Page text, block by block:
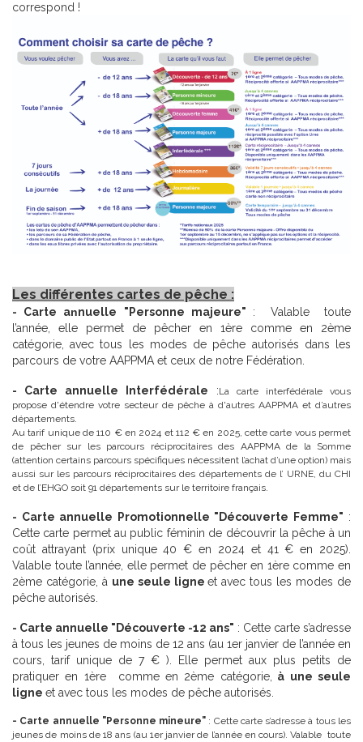
correspond !
Les différentes cartes de pêche :
- Carte annuelle "Personne majeure"
: Valable toute
l’année, elle permet de pêcher en 1ère comme en 2ème
catégorie, avec tous les modes de pêche autorisés dans les
parcours de votre AAPPMA et ceux de notre Fédération.
- Carte annuelle Interfédérale :La carte interfédérale vous
propose d'étendre votre secteur de pêche à d'autres AAPPMA et d’autres
départements.
Au tarif unique de 110 € en 2024 et 112 € en 2025, cette carte vous permet
de pêcher sur les parcours réciprocitaires des AAPPMA de la Somme
(attention certains parcours spécifiques nécessitent l’achat d’une option) mais
aussi sur les parcours réciprocitaires des départements de l’ URNE, du CHI
et de l’EHGO soit 91 départements sur le territoire français.
- Carte annuelle Promotionnelle "Découverte Femme" :
Cette carte permet au public féminin de découvrir la pêche à un
coût attrayant (prix unique 40 € en 2024 et 41 € en 2025).
Valable toute l’année, elle permet de pêcher en 1ère comme en
2ème catégorie, à une seule ligneet avec tous les modes de
pêche autorisés.
- Carte annuelle "Découverte -12 ans" : Cette carte s’adresse
à tous les jeunes de moins de 12 ans (au 1er janvier de l’année en
cours, tarif unique de 7 € ). Elle permet aux plus petits de
pratiquer en 1ère comme en 2ème catégorie, à une seule
ligne et avec tous les modes de pêche autorisés.
- Carte annuelle "Personne mineure" : Cette carte s’adresse à tous les
jeunes de moins de 18 ans (au 1er janvier de l’année en cours). Valable toute